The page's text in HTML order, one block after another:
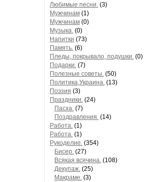
Любимые песни. (3)
Мужчинам (1)
Мужчинам (0)
Музыка. (0)
Напитки (73)
Память. (6)
Пледы, покрывало, подушки. (0)
Подарки. (7)
Полезные советы. (50)
Политика,Украина. (13)
Поэзия (3)
Праздники. (24)
Пасха. (7)
Поздравления. (14)
Работа. (1)
Работа. (1)
Рукоделие. (354)
Бисер. (27)
Всякая всячина. (108)
Декупаж. (25)
Макраме. (3)